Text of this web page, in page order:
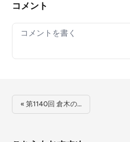
コメント
Your comment
« 第1140回 倉木の…